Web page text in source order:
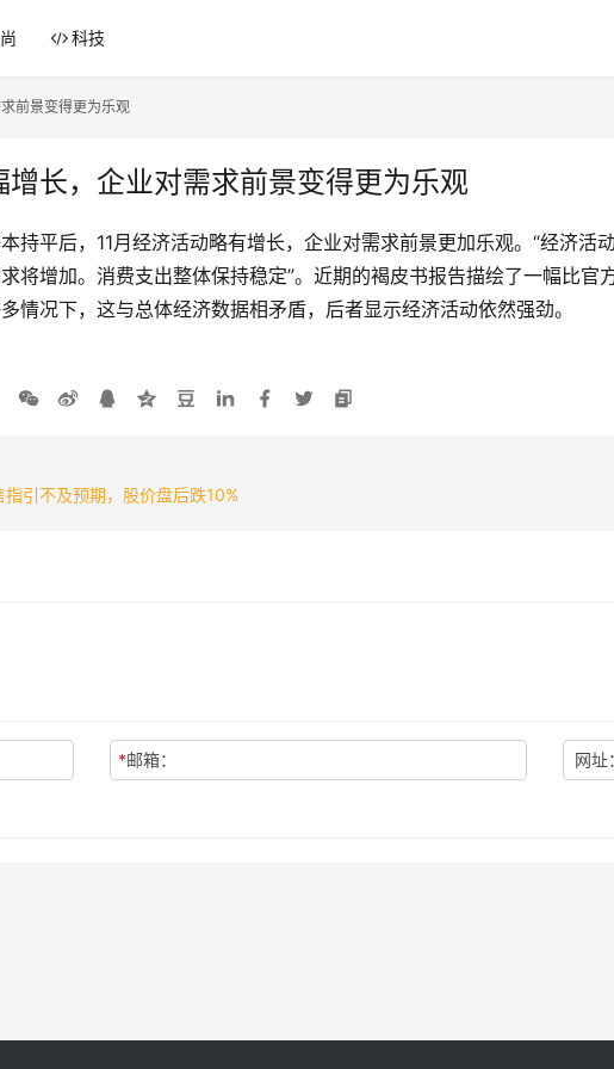
科技
前景变得更为乐观
长，企业对需求前景变得更为乐观
持平后，11月经济活动略有增长，企业对需求前景更加乐观。“经济活
将增加。消费支出整体保持稳定”。近期的褐皮书报告描绘了一幅比官
情况下，这与总体经济数据相矛盾，后者显示经济活动依然强劲。
引不及预期，股价盘后跌10%
*邮箱： 网址：